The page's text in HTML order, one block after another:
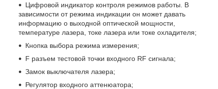
Цифровой индикатор контроля режимов работы. В
зависимости от режима индикации он может давать
информацию о выходной оптической мощности,
температуре лазера, токе лазера или токе охладителя;
Кнопка выбора режима измерения;
F разъем тестовой точки входного RF сигнала;
Замок выключателя лазера;
Регулятор входного аттенюатора;